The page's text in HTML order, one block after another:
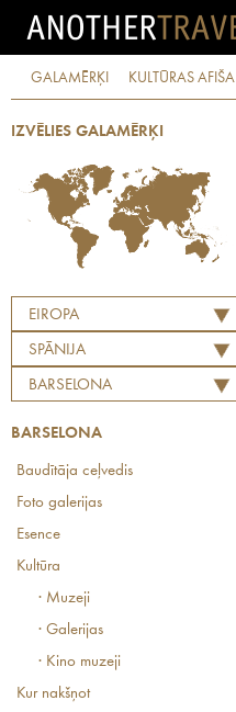
GALAMĒRĶI KULTŪRAS AFIŠA
IZVĒLIES GALAMĒRĶI
EIROPA
SPĀNIJA
BARSELONA
BARSELONA
Baudītāja ceļvedis
Foto galerijas
Esence
Kultūra
· Muzeji
· Galerijas
· Kino muzeji
Kur nakšņot